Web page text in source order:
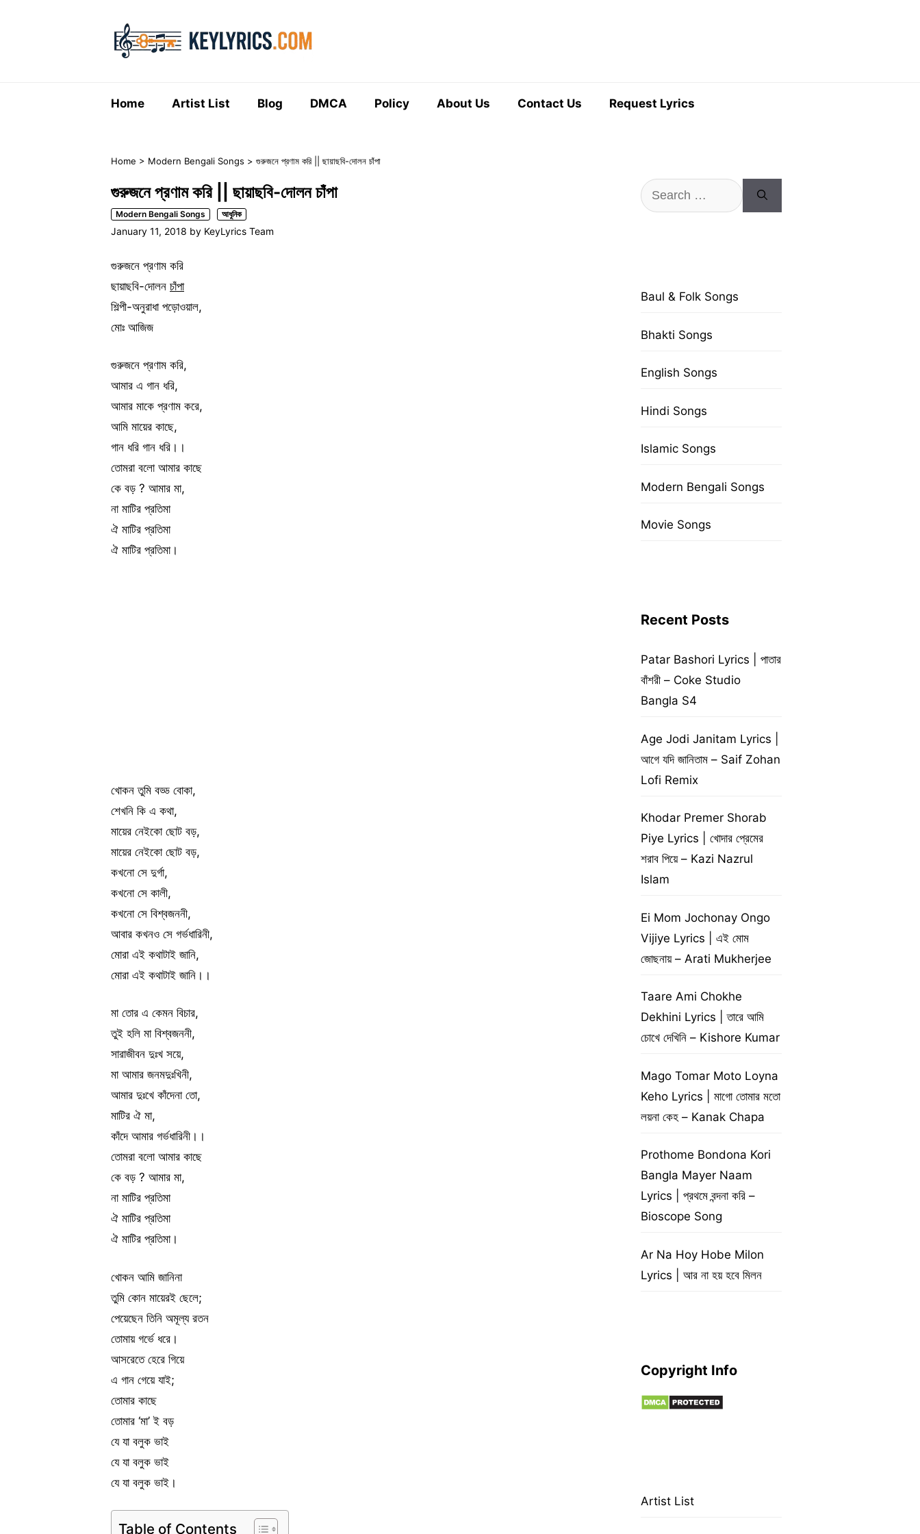
Home Artist List Blog DMCA Policy About Us Contact Us Request Lyrics
Home > Modern Bengali Songs > গুরুজনে প্রণাম করি || ছায়াছবি-দোলন চাঁপা
গুরুজনে প্রণাম করি || ছায়াছবি-দোলন চাঁপা
Modern Bengali Songs আধুনিক
January 11, 2018 by KeyLyrics Team
গুরুজনে প্রণাম করি
ছায়াছবি-দোলন চাঁপা
শিল্পী-অনুরাধা পড়োওয়াল,
মোঃ আজিজ
গুরুজনে প্রণাম করি,
আমার এ গান ধরি,
আমার মাকে প্রণাম করে,
আমি মায়ের কাছে,
গান ধরি গান ধরি।।
তোমরা বলো আমার কাছে
কে বড় ? আমার মা,
না মাটির প্রতিমা
ঐ মাটির প্রতিমা
ঐ মাটির প্রতিমা।
খোকন তুমি বড্ড বোকা,
শেখনি কি এ কথা,
মায়ের নেইকো ছোট বড়,
মায়ের নেইকো ছোট বড়,
কখনো সে দুর্গা,
কখনো সে কালী,
কখনো সে বিশ্বজননী,
আবার কখনও সে গর্ভধারিনী,
মোরা এই কথাটাই জানি,
মোরা এই কথাটাই জানি।।
মা তোর এ কেমন বিচার,
তুই হলি মা বিশ্বজননী,
সারাজীবন দুঃখ সয়ে,
মা আমার জনমদুঃখিনী,
আমার দুঃখে কাঁদেনা তো,
মাটির ঐ মা,
কাঁদে আমার গর্ভধারিনী।।
তোমরা বলো আমার কাছে
কে বড় ? আমার মা,
না মাটির প্রতিমা
ঐ মাটির প্রতিমা
ঐ মাটির প্রতিমা।
খোকন আমি জানিনা
তুমি কোন মায়েরই ছেলে;
পেয়েছেন তিনি অমূল্য রতন
তোমায় গর্ভে ধরে।
আসরেতে হেরে গিয়ে
এ গান গেয়ে যাই;
তোমার কাছে
তোমার ‘মা’ ই বড়
যে যা বলুক ভাই
যে যা বলুক ভাই
যে যা বলুক ভাই।
Table of Contents
Search
for:
Baul & Folk Songs
Bhakti Songs
English Songs
Hindi Songs
Islamic Songs
Modern Bengali Songs
Movie Songs
Recent Posts
Patar Bashori Lyrics | পাতার
বাঁশরী – Coke Studio
Bangla S4
Age Jodi Janitam Lyrics |
আগে যদি জানিতাম – Saif Zohan
Lofi Remix
Khodar Premer Shorab
Piye Lyrics | খোদার প্রেমের
শরাব পিয়ে – Kazi Nazrul
Islam
Ei Mom Jochonay Ongo
Vijiye Lyrics | এই মোম
জোছনায় – Arati Mukherjee
Taare Ami Chokhe
Dekhini Lyrics | তারে আমি
চোখে দেখিনি – Kishore Kumar
Mago Tomar Moto Loyna
Keho Lyrics | মাগো তোমার মতো
লয়না কেহ – Kanak Chapa
Prothome Bondona Kori
Bangla Mayer Naam
Lyrics | প্রথমে বন্দনা করি –
Bioscope Song
Ar Na Hoy Hobe Milon
Lyrics | আর না হয় হবে মিলন
Copyright Info
Artist List